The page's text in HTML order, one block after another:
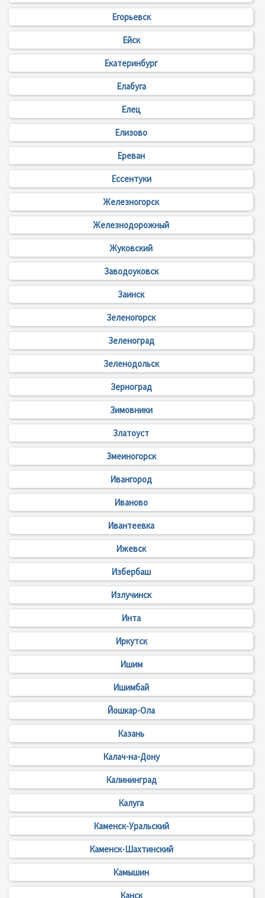
Егорьевск
Ейск
Екатеринбург
Елабуга
Елец
Елизово
Ереван
Ессентуки
Железногорск
Железнодорожный
Жуковский
Заводоуковск
Заинск
Зеленогорск
Зеленоград
Зеленодольск
Зерноград
Зимовники
Златоуст
Змеиногорск
Ивангород
Иваново
Ивантеевка
Ижевск
Избербаш
Излучинск
Инта
Иркутск
Ишим
Ишимбай
Йошкар-Ола
Казань
Калач-на-Дону
Калининград
Калуга
Каменск-Уральский
Каменск-Шахтинский
Камышин
Канск